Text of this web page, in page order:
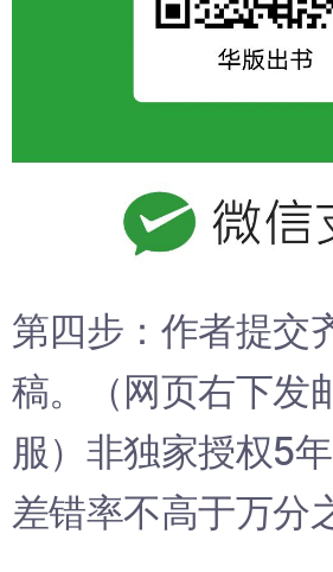
第四步：作者提交
稿。（网页右下发
服）非独家授权5
差错率不高于万分